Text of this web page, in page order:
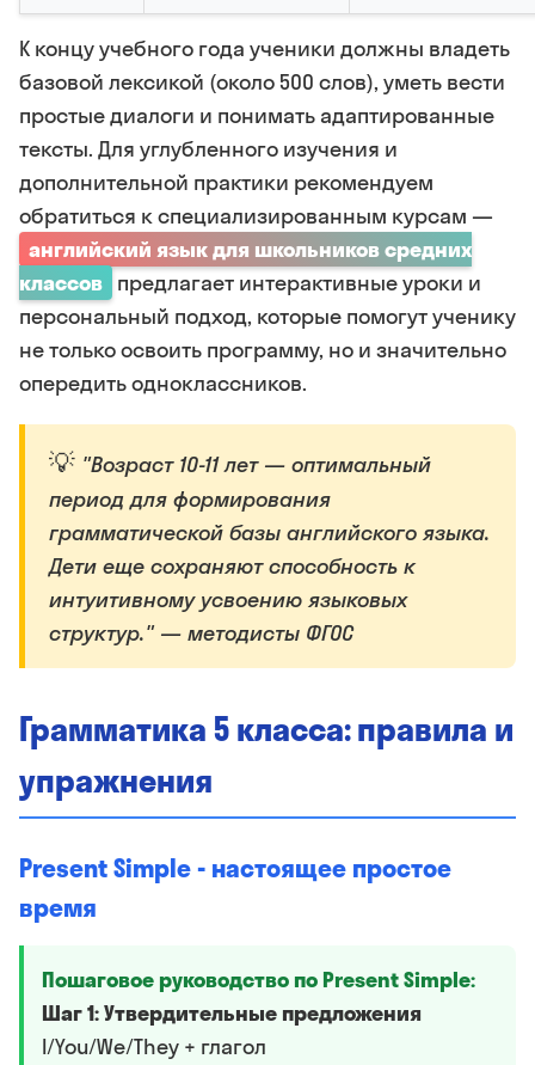
К концу учебного года ученики должны владеть
базовой лексикой (около 500 слов), уметь вести
простые диалоги и понимать адаптированные
тексты. Для углубленного изучения и
дополнительной практики рекомендуем
обратиться к специализированным курсам —
английский язык для школьников средних
классов предлагает интерактивные уроки и
персональный подход, которые помогут ученику
не только освоить программу, но и значительно
опередить одноклассников.
"Возраст 10-11 лет — оптимальный
период для формирования
грамматической базы английского языка.
Дети еще сохраняют способность к
интуитивному усвоению языковых
структур." — методисты ФГОС
Грамматика 5 класса: правила и
упражнения
Present Simple - настоящее простое
время
Пошаговое руководство по Present Simple:
Шаг 1: Утвердительные предложения
I/You/We/They + глагол